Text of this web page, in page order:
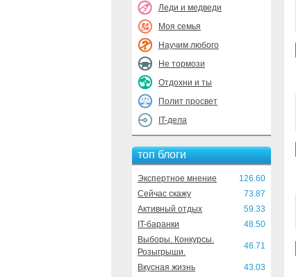
Леди и медведи
Моя семья
Научим любого
Не тормози
Отдохни и ты
Полит просвет
IT-дела
топ блоги
Экспертное мнение
126.60
Сейчас скажу
73.87
Активный отдых
59.33
IT-баранки
48.50
Выборы. Конкурсы.
Розыгрыши.
46.71
Вкусная жизнь
43.03